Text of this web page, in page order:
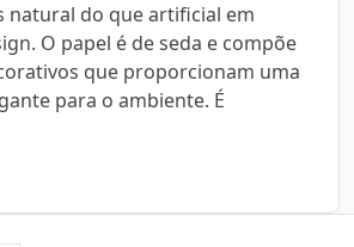
natural do que artificial em
O papel é de seda e compõe
que proporcionam uma
para o ambiente. É